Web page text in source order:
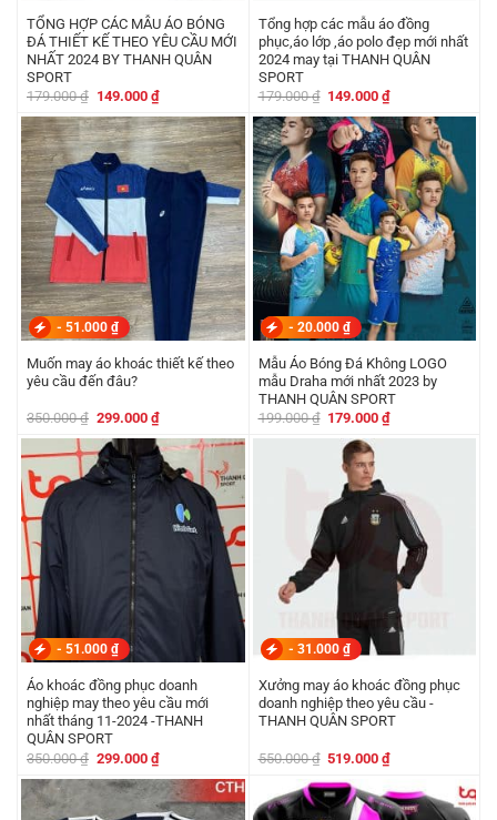
TỔNG HỢP CÁC MẪU ÁO BÓNG
ĐÁ THIẾT KẾ THEO YÊU CẦU MỚI
NHẤT 2024 BY THANH QUÂN
SPORT
179.000₫ Giá
là:
179.000 ₫.
149.000 ₫Giá
hiện
tại
là:
149.000 ₫.
Tổng hợp các mẫu áo đồng
phục,áo lớp ,áo polo đẹp mới nhất
2024 may tại THANH QUÂN
SPORT
179.000₫ Giá
là:
179.000 ₫.
149.000₫Giá
tại
là:
149.000 ₫.
- 51.000 ₫
Muốn may áo khoác thiết kế theo
yêu cầu đến đâu?
350.000₫ Giá
là:
350.000 ₫.
299.000 ₫Giá
hiện
tại
là:
299.000 ₫.
- 20.000 ₫
Mẫu Áo Bóng Đá Không LOGO
mẫu Draha mới nhất 2023 by
THANH QUÂN SPORT
199.000₫ Giá
là:
199.000 ₫.
179.000₫Giá
- 51.000 ₫
Áo khoác đồng phục doanh
nghiệp may theo yêu cầu mới
nhất tháng 11-2024 -THANH
QUÂN SPORT
350.000₫ Giá
là:
350.000 ₫.
299.000 ₫Giá
hiện
tại
là:
299.000 ₫.
- 31.000 ₫
Xưởng may áo khoác đồng phục
doanh nghiệp theo yêu cầu -
THANH QUÂN SPORT
550.000₫ Giá
là:
550.000 ₫.
519.000₫Giá
là:
519.000 ₫.